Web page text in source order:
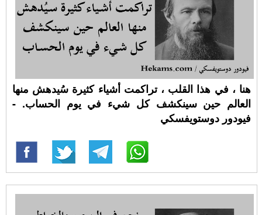
هنا ، في هذا القلب ، تراكمت أشياء كثيرة سُيدهش منها
العالم حين سينكشف كل شيء في يوم الحساب. -
فيودور دوستويفسكي